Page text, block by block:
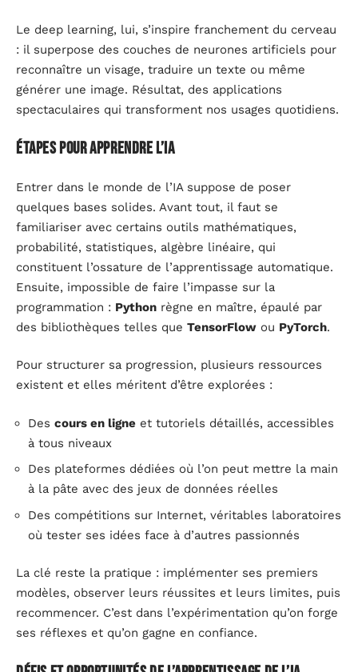
Le deep learning, lui, s’inspire franchement du cerveau
: il superpose des couches de neurones artificiels pour
reconnaître un visage, traduire un texte ou même
générer une image. Résultat, des applications
spectaculaires qui transforment nos usages quotidiens.
Étapes pour apprendre l’IA
Entrer dans le monde de l’IA suppose de poser
quelques bases solides. Avant tout, il faut se
familiariser avec certains outils mathématiques,
probabilité, statistiques, algèbre linéaire, qui
constituent l’ossature de l’apprentissage automatique.
Ensuite, impossible de faire l’impasse sur la
programmation : Python règne en maître, épaulé par
des bibliothèques telles que TensorFlow ou PyTorch.
Pour structurer sa progression, plusieurs ressources
existent et elles méritent d’être explorées :
Des cours en ligne et tutoriels détaillés, accessibles
à tous niveaux
Des plateformes dédiées où l’on peut mettre la main
à la pâte avec des jeux de données réelles
Des compétitions sur Internet, véritables laboratoires
où tester ses idées face à d’autres passionnés
La clé reste la pratique : implémenter ses premiers
modèles, observer leurs réussites et leurs limites, puis
recommencer. C’est dans l’expérimentation qu’on forge
ses réflexes et qu’on gagne en confiance.